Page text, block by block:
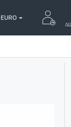
EURO